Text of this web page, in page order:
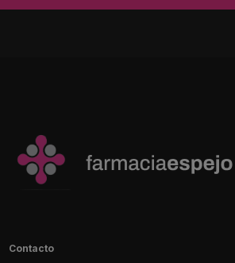
Contacto